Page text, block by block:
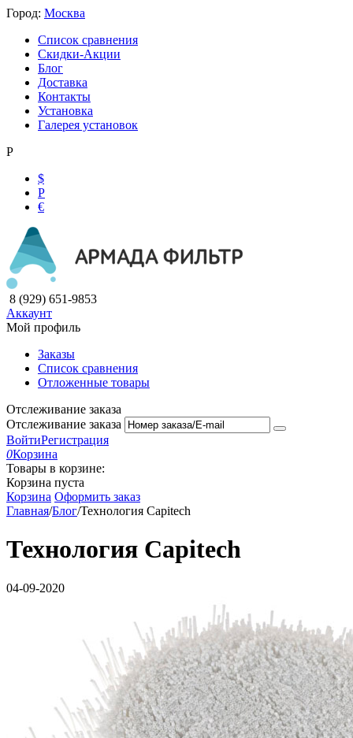
Город: Москва
Список сравнения
Скидки-Акции
Блог
Доставка
Контакты
Установка
Галерея установок
Р
$
Р
€
8 (929) 651-9853
Аккаунт
Мой профиль
Заказы
Список сравнения
Отложенные товары
Отслеживание заказа
Отслеживание заказа
ВойтиРегистрация
0Корзина
Товары в корзине:
Корзина пуста
Корзина Оформить заказ
Главная/Блог/Технология Capitech
Технология Capitech
04-09-2020